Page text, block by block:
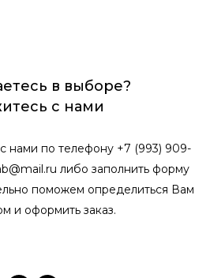
в выборе?
с нами
нами по телефону +7 (993) 909-
либо заполнить форму
поможем определиться Вам
и оформить заказ.